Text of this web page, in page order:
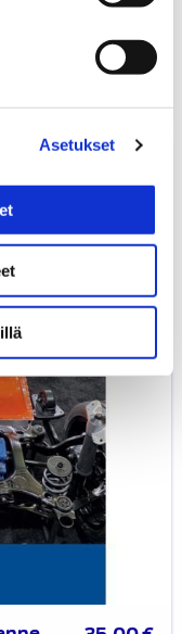
Asetukset